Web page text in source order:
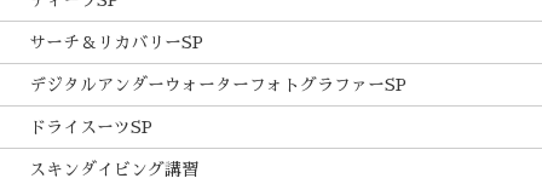
サーチ＆リカバリーSP
デジタルアンダーウォーターフォトグラファーSP
ドライスーツSP
スキンダイビング講習